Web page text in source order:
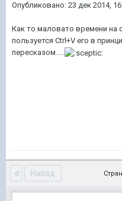
Опубликовано: 23 дек 2014,
Как то маловато времени на
пользуется Ctrl+V его в
пересказом.....
Назад